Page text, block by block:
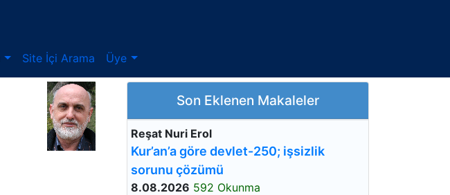
Site İçi Arama Üye
Son Eklenen Makaleler
Reşat Nuri Erol
Kur’an’a göre devlet-250; işsizlik
sorunu çözümü
8.08.2026 592 Okunma